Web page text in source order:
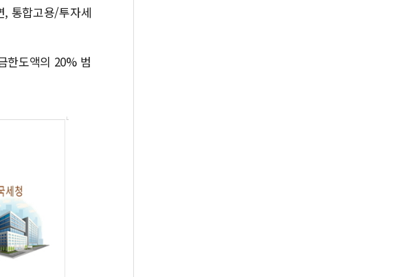
, 통합고용/투자세
한도액의 20% 범